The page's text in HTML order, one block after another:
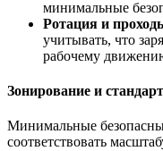
минимальные
Ротация и
учитывать, что
рабочему
Зонирование и
Минимальные
соответствовать